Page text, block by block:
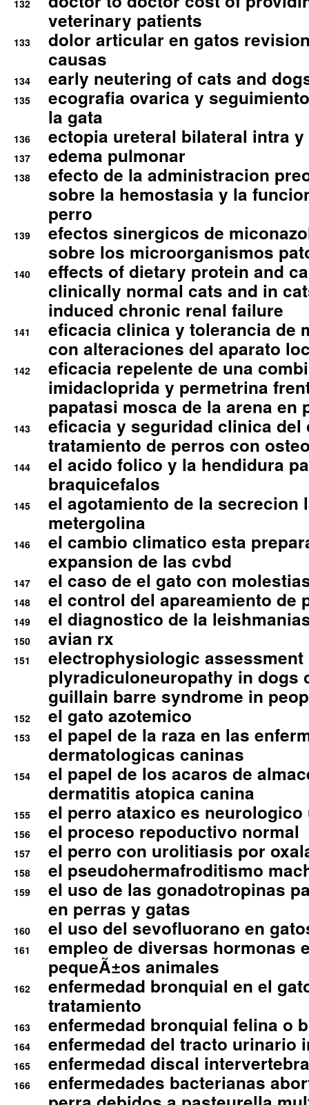
132
veterinary patients
133
dolor articular en gatos
causas
134 early neutering of cats and
135
ecografia ovarica y
la gata
136 ectopia ureteral bilateral intra
137 edema pulmonar
138
efecto de la administracion
sobre la hemostasia y la
perro
139
efectos sinergicos de
sobre los microorganismos
140
effects of dietary protein and
clinically normal cats and in
induced chronic renal failure
141
eficacia clinica y tolerancia de
con alteraciones del aparato
142
eficacia repelente de una
imidacloprida y permetrina
papatasi mosca de la arena en
143
eficacia y seguridad clinica del
tratamiento de perros con
144
el acido folico y la hendidura
braquicefalos
145
el agotamiento de la secrecion
metergolina
146
el cambio climatico esta
expansion de las cvbd
147 el caso de el gato con
148 el control del apareamiento de
149 el diagnostico de la
150 avian rx
151
electrophysiologic assessment
plyradiculoneuropathy in dogs
guillain barre syndrome in
152 el gato azotemico
153
el papel de la raza en las
dermatologicas caninas
154
el papel de los acaros de
dermatitis atopica canina
155 el perro ataxico es
156 el proceso repoductivo normal
157 el perro con urolitiasis por
158 el pseudohermafroditismo
159
el uso de las gonadotropinas
en perras y gatas
160 el uso del sevofluorano en
161
empleo de diversas hormonas
pequeÃ±os animales
162
enfermedad bronquial en el
tratamiento
163 enfermedad bronquial felina o
164 enfermedad del tracto urinario
165 enfermedad discal
166
enfermedades bacterianas